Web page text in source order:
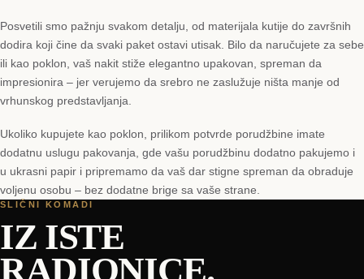
Posvetili smo pažnju svakom detalju, od materijala kutije do završnih
dodira koji čine da svaki paket ostavi utisak. Bilo da naručujete za sebe
ili kao poklon, vaš nakit stiže elegantno upakovan, spreman da
impresionira – jer verujemo da srebro ne zaslužuje ništa manje od
vrhunskog predstavljanja.
Ukoliko kupujete kao poklon, prilikom potvrde porudžbine imate
dodatnu uslugu pakovanja, gde vašu porudžbinu dodatno pakujemo i
u ukrasni papir i pripremamo da vaš dar stigne spreman da obraduje
voljenu osobu – bez dodatne brige sa vaše strane.
SLIČNI KOMADI
IZ ISTE
RADIONICE.